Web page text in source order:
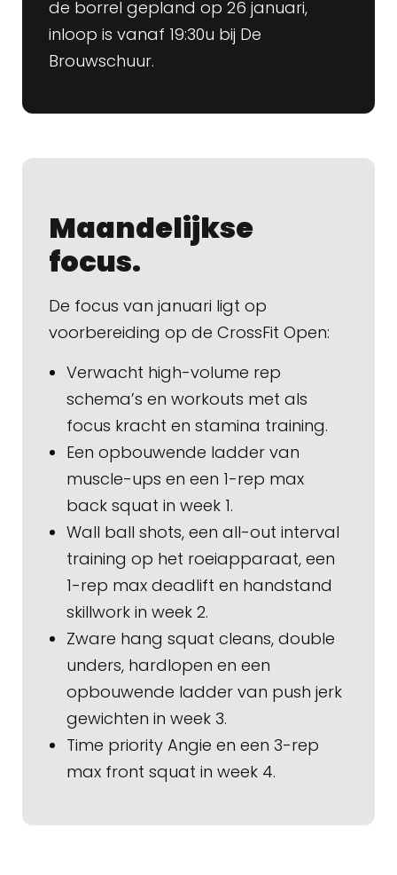
de borrel gepland op 26 januari,
inloop is vanaf 19:30u bij De
Brouwschuur.
Maandelijkse
focus.
De focus van januari ligt op
voorbereiding op de CrossFit Open:
Verwacht high-volume rep
schema’s en workouts met als
focus kracht en stamina training.
Een opbouwende ladder van
muscle-ups en een 1-rep max
back squat in week 1.
Wall ball shots, een all-out interval
training op het roeiapparaat, een
1-rep max deadlift en handstand
skillwork in week 2.
Zware hang squat cleans, double
unders, hardlopen en een
opbouwende ladder van push jerk
gewichten in week 3.
Time priority Angie en een 3-rep
max front squat in week 4.